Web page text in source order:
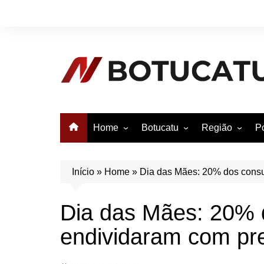
Home Botucatu
Conheça Botucatu!
Região
Bauru
Itatinga
Pardinho
São Manuel
Início » Home » Dia das Mães: 20% dos
Dia das Mães:
endividaram com